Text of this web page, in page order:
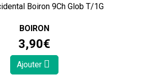
Boiron 9Ch Glob T/1G
BOIRON
3,90€
Ajouter